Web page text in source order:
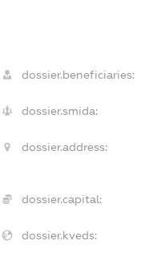
dossier.beneficiaries:
dossier.smida:
dossier.address:
dossier.capital:
dossier.kveds: